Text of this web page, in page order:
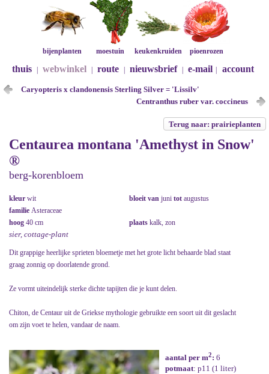
bijenplanten moestuin keukenkruiden pioenrozen
thuis webwinkel route nieuwsbrief e-mail account
Caryopteris x clandonensis Sterling Silver = 'Lissilv'
Centranthus ruber var. coccineus
Terug naar: prairieplanten
Centaurea montana 'Amethyst in Snow'
®
berg-korenbloem
kleur wit bloeit van juni tot augustus
familie Asteraceae
hoog 40 cm plaats kalk, zon
sier, cottage-plant
Dit grappige heerlijke sprieten bloemetje met het grote licht behaarde blad staat
graag zonnig op doorlatende grond.
Ze vormt uiteindelijk sterke dichte tapijten die je kunt delen.
Chiton, de Centaur uit de Griekse mythologie gebruikte een soort uit dit geslacht
om zijn voet te helen, vandaar de naam.
aantal per m2: 6
potmaat: p11 (1 liter)